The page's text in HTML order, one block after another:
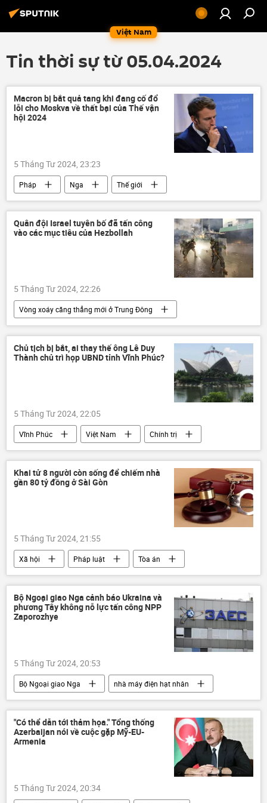
Việt Nam
Tin thời sự từ 05.04.2024
Macron bị bắt quả tang khi đang cố đổ
lỗi cho Moskva về thất bại của Thế vận
hội 2024
5 Tháng Tư 2024, 23:23
Pháp Nga
Thế giới
Emmanuel Macron
Chính trị
Xã hội
Thể thao
Quân đội Israel tuyên bố đã tấn công
vào các mục tiêu của Hezbollah
5 Tháng Tư 2024, 22:26
Vòng xoáy căng thẳng mới ở Trung Đông
Quân sự
Israel
Gaza
"Hezbollah"
Chủ tịch bị bắt, ai thay thế ông Lê Duy
Thành chủ trì họp UBND tỉnh Vĩnh Phúc?
5 Tháng Tư 2024, 22:05
Vĩnh Phúc Việt Nam
Chính trị
bị bắt
Pháp luật
Khai tử 8 người còn sống để chiếm nhà
gần 80 tỷ đồng ở Sài Gòn
5 Tháng Tư 2024, 21:55
Xã hội Pháp luật
Tòa án
Việt Nam
Bộ Ngoại giao Nga cảnh báo Ukraina và
phương Tây không nỗ lực tấn công NPP
Zaporozhye
5 Tháng Tư 2024, 20:53
Bộ Ngoại giao Nga
nhà máy điện hạt nhân
Quân sự
Nga
Ukraina
Zaporozhye
Maria Zakharova
Chiến dịch quân sự đặc biệt tại Ukraina
"Có thể dẫn tới thảm họa." Tổng thống
Azerbaijan nói về cuộc gặp Mỹ-EU-
Armenia
5 Tháng Tư 2024, 20:34